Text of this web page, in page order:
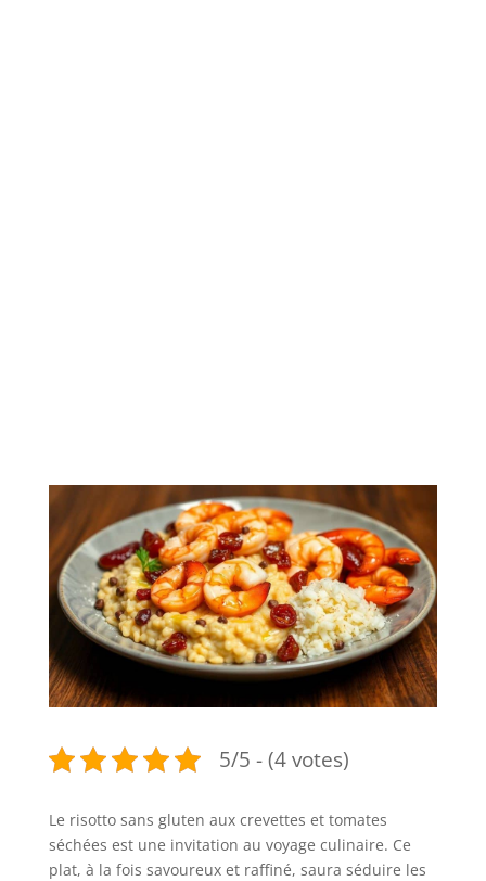
5/5 - (4 votes)
Le risotto sans gluten aux crevettes et tomates
séchées est une invitation au voyage culinaire. Ce
plat, à la fois savoureux et raffiné, saura séduire les